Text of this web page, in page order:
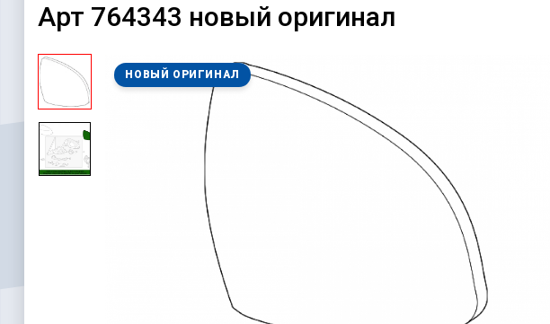
Арт 764343 новый оригинал
НОВЫЙ ОРИГИНАЛ